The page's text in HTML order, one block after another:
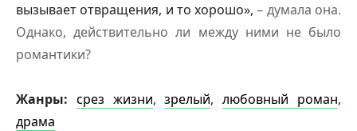
вызывает отвращения, и то хорошо»,– думала она.
Однако, действительно ли между ними не было
романтики?
Жанры: срез жизни,зрелый,любовный роман,
драма